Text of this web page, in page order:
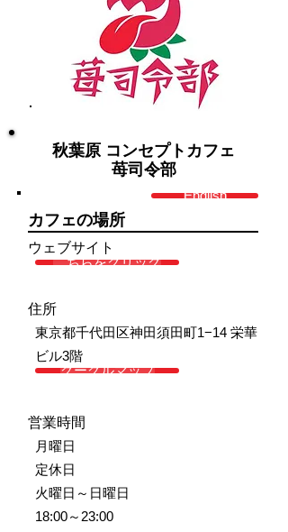
秋葉原 コンセプトカフェ
苺司令部
カフェの場所
English
ウェブサイト
こちらをクリック
住所
東京都千代田区神田須田町1−14 栄華
ビル3階
グーグルマップ
営業時間
月曜日
定休日
火曜日～日曜日
18:00～23:00